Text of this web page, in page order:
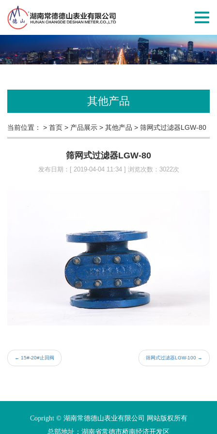
切
航
其他产品
当前位置： > 首页 > 产品展示 > 其他产品 > 筛网式过滤器LGW-80
筛网式过滤器LGW-80
发布日期：[ 2019-04-04 11:34 ] 浏览次数：3022次
← 15#-20#止回阀 筛网式过滤器LGW-100 →
Copright © 湖南常德德山表业有限公司 网站版权所有
总部地址：湖南省常德市桥南经济开发区